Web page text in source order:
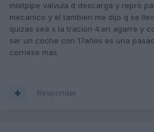
inletpipe valvula d descarga y repro
mecanico y el tambien me dijo q se
quizas sea x la tracion 4.en agarre y
ser un coche con 17años es una
corriese mas
Responder